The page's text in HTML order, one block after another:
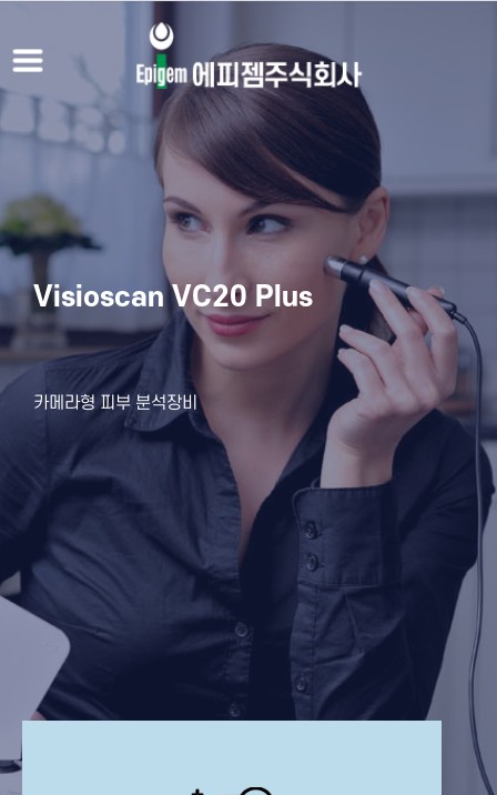
Visioscan VC20 Plus
카메라형 피부 분석장비
Glossymeter GL200 probe
피부표면광택(윤기) 측정센서기